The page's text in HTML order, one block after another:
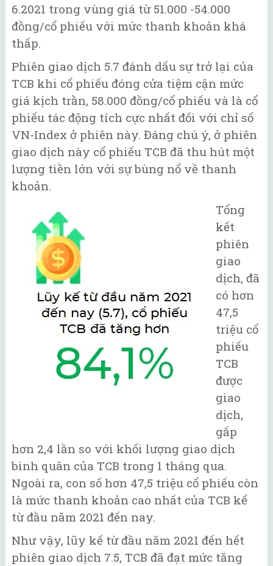
6.2021 trong vùng giá từ 51.000 -54.000
đồng/cổ phiếu với mức thanh khoản khá
thấp.
Phiên giao dịch 5.7 đánh dấu sự trở lại của
TCB khi cổ phiếu đóng cửa tiệm cận mức
giá kịch trần, 58.000 đồng/cổ phiếu và là cổ
phiếu tác động tích cực nhất đối với chỉ số
VN-Index ở phiên này. Đáng chú ý, ở phiên
giao dịch này cổ phiếu TCB đã thu hút một
lượng tiền lớn với sự bùng nổ về thanh
khoản.
Tổng
kết
phiên
giao
dịch, đã
có hơn
47,5
triệu cổ
phiếu
TCB
được
giao
dịch,
gấp
hơn 2,4 lần so với khối lượng giao dịch
bình quân của TCB trong 1 tháng qua.
Ngoài ra, con số hơn 47,5 triệu cổ phiếu còn
là mức thanh khoản cao nhất của TCB kể
từ đầu năm 2021 đến nay.
Như vậy, lũy kế từ đầu năm 2021 đến hết
phiên giao dịch 7.5, TCB đã đạt mức tăng